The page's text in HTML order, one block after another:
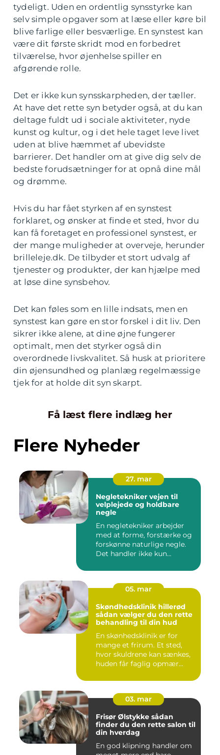
tydeligt. Uden en ordentlig synsstyrke kan
selv simple opgaver som at læse eller køre bil
blive farlige eller besværlige. En synstest kan
være dit første skridt mod en forbedret
tilværelse, hvor øjenhelse spiller en
afgørende rolle.
Det er ikke kun synsskarpheden, der tæller.
At have det rette syn betyder også, at du kan
deltage fuldt ud i sociale aktiviteter, nyde
kunst og kultur, og i det hele taget leve livet
uden at blive hæmmet af ubevidste
barrierer. Det handler om at give dig selv de
bedste forudsætninger for at opnå dine mål
og drømme.
Hvis du har fået styrken af en synstest
forklaret, og ønsker at finde et sted, hvor du
kan få foretaget en professionel synstest, er
der mange muligheder at overveje, herunder
brilleleje.dk. De tilbyder et stort udvalg af
tjenester og produkter, der kan hjælpe med
at løse dine synsbehov.
Det kan føles som en lille indsats, men en
synstest kan gøre en stor forskel i dit liv. Den
sikrer ikke alene, at dine øjne fungerer
optimalt, men det styrker også din
overordnede livskvalitet. Så husk at prioritere
din øjensundhed og planlæg regelmæssige
tjek for at holde dit syn skarpt.
Få læst flere indlæg her
Flere Nyheder
27. mar
Negletekniker vejen til
velplejede og holdbare
negle
En negletekniker arbejder
med at forme, forstærke og
forskønne naturlige negle.
Det handler ikke kun...
05. mar
Skøndhedsklinik hillerød
sådan vælger du den rette
behandling til din hud
En skønhedsklinik er for
mange et frirum. Et sted,
hvor skuldrene kan sænkes,
huden får faglig opmær...
03. mar
Frisør Ølstykke sådan
finder du den rette salon til
din hverdag
En god klipning handler om